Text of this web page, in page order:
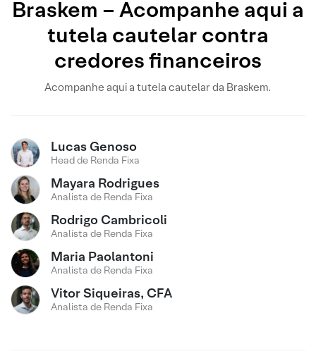
Braskem – Acompanhe aqui a
tutela cautelar contra
credores financeiros
Acompanhe aqui a tutela cautelar da Braskem.
Lucas Genoso
Head de Renda Fixa
Mayara Rodrigues
Analista de Renda Fixa
Rodrigo Cambricoli
Analista de Renda Fixa
Maria Paolantoni
Analista de Renda Fixa
Vitor Siqueiras, CFA
Analista de Renda Fixa